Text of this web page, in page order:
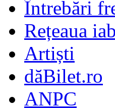
Întrebări
Rețeaua
Artiști
dăBilet.ro
ANPC